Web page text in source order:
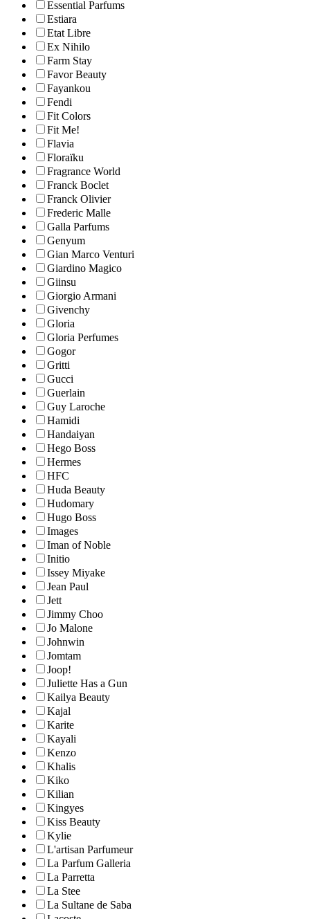
Essential Parfums
Estiara
Etat Libre
Ex Nihilo
Farm Stay
Favor Beauty
Fayankou
Fendi
Fit Colors
Fit Me!
Flavia
Floraïku
Fragrance World
Franck Boclet
Franck Olivier
Frederic Malle
Galla Parfums
Genyum
Gian Marco Venturi
Giardino Magico
Giinsu
Giorgio Armani
Givenchy
Gloria
Gloria Perfumes
Gogor
Gritti
Gucci
Guerlain
Guy Laroche
Hamidi
Handaiyan
Hego Boss
Hermes
HFC
Huda Beauty
Hudomary
Hugo Boss
Images
Iman of Noble
Initio
Issey Miyake
Jean Paul
Jett
Jimmy Choo
Jo Malone
Johnwin
Jomtam
Joop!
Juliette Has a Gun
Kailya Beauty
Kajal
Karite
Kayali
Kenzo
Khalis
Kiko
Kilian
Kingyes
Kiss Beauty
Kylie
L'artisan Parfumeur
La Parfum Galleria
La Parretta
La Stee
La Sultane de Saba